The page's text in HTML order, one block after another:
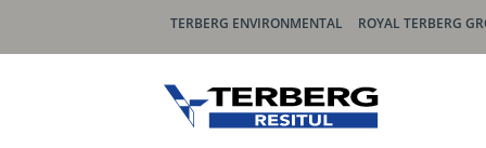
TERBERG ENVIRONMENTAL ROYAL TERBERG